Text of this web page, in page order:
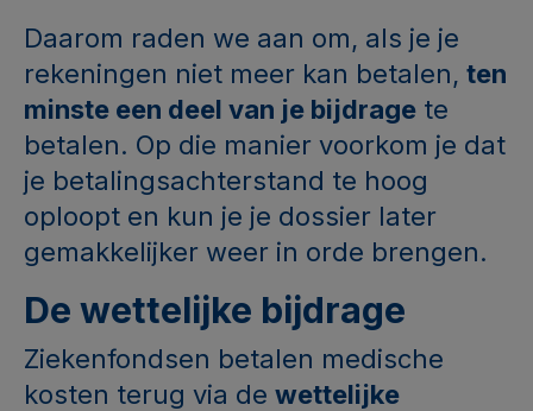
Daarom raden we aan om, als je je
rekeningen niet meer kan betalen, ten
minste een deel van je bijdrage te
betalen. Op die manier voorkom je dat
je betalingsachterstand te hoog
oploopt en kun je je dossier later
gemakkelijker weer in orde brengen.
De wettelijke bijdrage
Ziekenfondsen betalen medische
kosten terug via de wettelijke